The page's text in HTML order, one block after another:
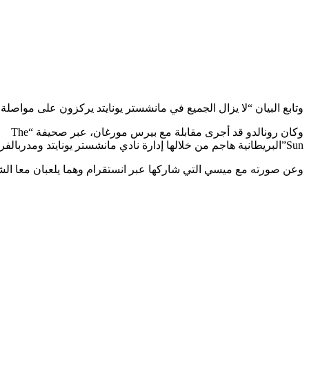
وتابع البيان “لا يزال الجميع في مانشستر يونايتد يركزون على
وكان رونالدو قد أجرى مقابلة مع بيرس مورغان، عبر صحيفة “The
Sun”البريطانية هاجم من خلالها إدارة نادي مانشستر يونايتد ومدربالفريق إريك تين هاغ، إضافة إلى زملائه السابقين واين روني وغاري نيفيل.
وعن صورته مع ميسي التي شاركها عبر انستقرام وهما يلعبان